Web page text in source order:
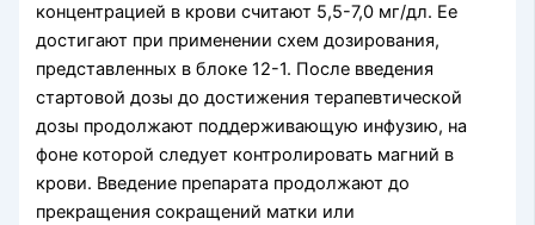
концентрацией в крови считают 5,5-7,0 мг/дл. Ее
достигают при применении схем дозирования,
представленных в блоке 12-1. После введения
стартовой дозы до достижения терапевтической
дозы продолжают поддерживающую инфузию, на
фоне которой следует контролировать магний в
крови. Введение препарата продолжают до
прекращения сокращений матки или